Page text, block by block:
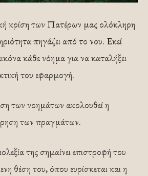
κρίση των Πατέρων μας ολόκληρη
πηγάζει από το νου. Εκεί
κάθε νόημα για να καταλήξει
του εφαρμογή.
των νοημάτων ακολουθεί η
των πραγμάτων.
της σημαίνει επιστροφή του
θέση του, όπου ευρίσκεται και η